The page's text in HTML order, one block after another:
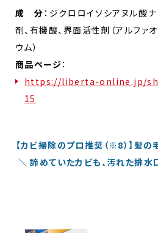
成 分 ：ジクロロイソシアヌル酸
剤、有機酸、界面活性剤（アルファ
ウム）
商品ページ：
https://liberta-online.jp/
15
【カビ掃除のプロ推奨（※8）】髪
＼ 諦めていたカビも、汚れた排